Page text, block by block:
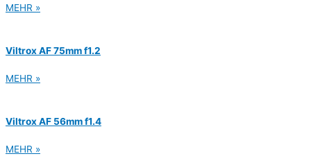
MEHR »
Viltrox AF 75mm f1.2
MEHR »
Viltrox AF 56mm f1.4
MEHR »